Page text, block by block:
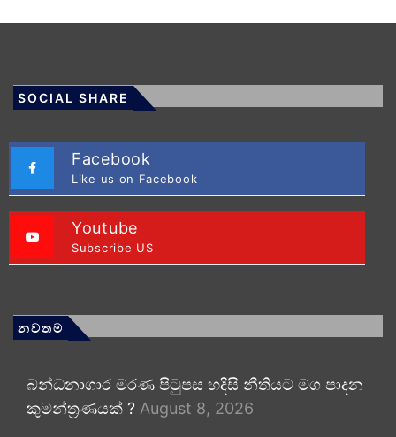
SOCIAL SHARE
Facebook
Like us on Facebook
Youtube
Subscribe US
නවතම
බන්ධනාගාර මරණ පිටුපස හදිසි නීතියට මග පාදන
කුමන්ත්‍රණයක් ? August 8, 2026